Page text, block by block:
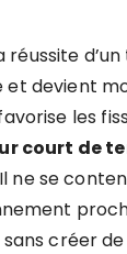
et devient
les
court de
ne se
créer